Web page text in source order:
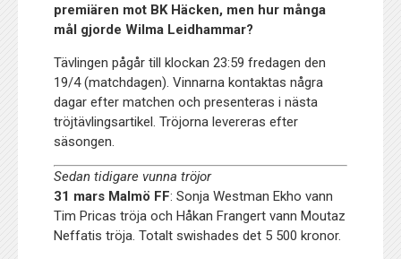
premiären mot BK Häcken, men hur många
mål gjorde Wilma Leidhammar?
Tävlingen pågår till klockan 23:59 fredagen den
19/4 (matchdagen). Vinnarna kontaktas några
dagar efter matchen och presenteras i nästa
tröjtävlingsartikel. Tröjorna levereras efter
säsongen.
Sedan tidigare vunna tröjor
31 mars Malmö FF: Sonja Westman Ekho vann
Tim Pricas tröja och Håkan Frangert vann Moutaz
Neffatis tröja. Totalt swishades det 5 500 kronor.